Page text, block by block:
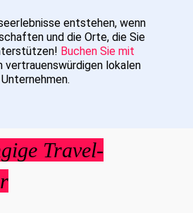
entstehen, wenn
und die Orte, die Sie
Buchen Sie mit
vertrauenswürdigen lokalen
Unternehmen.
Travel-